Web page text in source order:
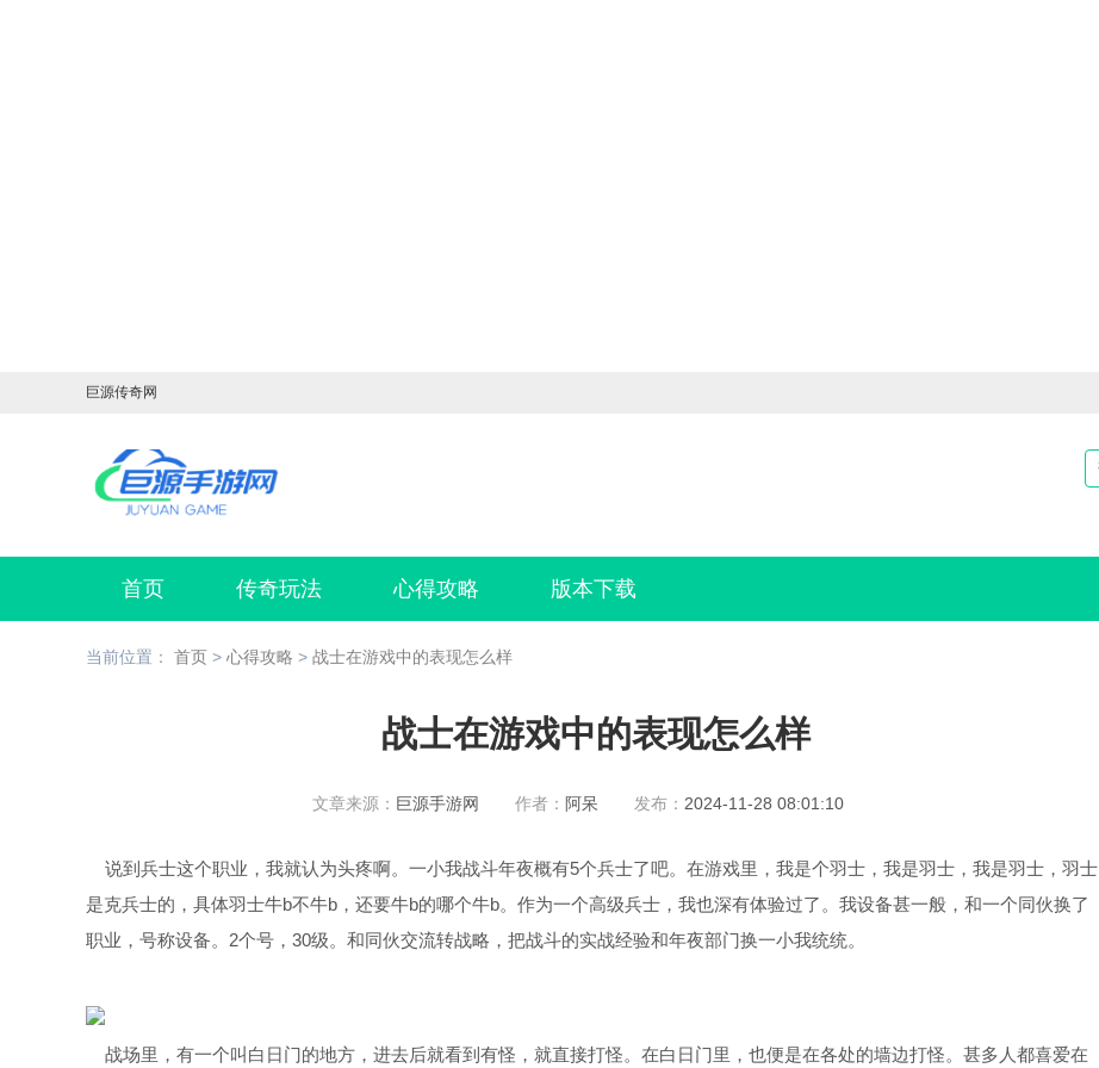
巨源传奇网
首页 传奇玩法 心得攻略 版本下载
当前位置： 首页 > 心得攻略 > 战士在游戏中的表现怎么样
战士在游戏中的表现怎么样
文章来源： 巨源手游网 作者： 阿呆 发布： 2024-11-28 08:01:10
说到兵士这个职业，我就认为头疼啊。一小我战斗年夜概有5个兵士了吧。在游戏里，我是个羽士，我是羽士，我是羽士，羽士
是克兵士的，具体羽士牛b不牛b，还要牛b的哪个牛b。作为一个高级兵士，我也深有体验过了。我设备甚一般，和一个同伙换了
职业，号称设备。2个号，30级。和同伙交流转战略，把战斗的实战经验和年夜部门换一小我统统。
战场里，有一个叫白日门的地方，进去后就看到有怪，就直接打怪。在白日门里，也便是在各处的墙边打怪。甚多人都喜爱在